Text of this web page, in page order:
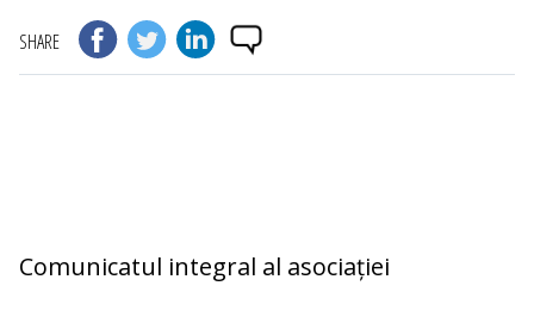
SHARE
Comunicatul integral al asociației